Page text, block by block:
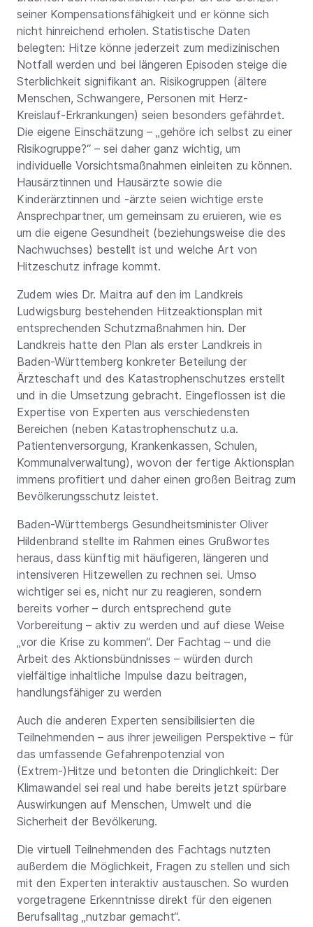
seiner Kompensationsfähigkeit und er könne sich
nicht hinreichend erholen. Statistische Daten
belegten: Hitze könne jederzeit zum medizinischen
Notfall werden und bei längeren Episoden steige die
Sterblichkeit signifikant an. Risikogruppen (ältere
Menschen, Schwangere, Personen mit Herz-
Kreislauf-Erkrankungen) seien besonders gefährdet.
Die eigene Einschätzung – „gehöre ich selbst zu einer
Risikogruppe?“ – sei daher ganz wichtig, um
individuelle Vorsichtsmaßnahmen einleiten zu können.
Hausärztinnen und Hausärzte sowie die
Kinderärztinnen und -ärzte seien wichtige erste
Ansprechpartner, um gemeinsam zu eruieren, wie es
um die eigene Gesundheit (beziehungsweise die des
Nachwuchses) bestellt ist und welche Art von
Hitzeschutz infrage kommt.
Zudem wies Dr. Maitra auf den im Landkreis
Ludwigsburg bestehenden Hitzeaktionsplan mit
entsprechenden Schutzmaßnahmen hin. Der
Landkreis hatte den Plan als erster Landkreis in
Baden-Württemberg konkreter Beteilung der
Ärzteschaft und des Katastrophenschutzes erstellt
und in die Umsetzung gebracht. Eingeflossen ist die
Expertise von Experten aus verschiedensten
Bereichen (neben Katastrophenschutz u.a.
Patientenversorgung, Krankenkassen, Schulen,
Kommunalverwaltung), wovon der fertige Aktionsplan
immens profitiert und daher einen großen Beitrag zum
Bevölkerungsschutz leistet.
Baden-Württembergs Gesundheitsminister Oliver
Hildenbrand stellte im Rahmen eines Grußwortes
heraus, dass künftig mit häufigeren, längeren und
intensiveren Hitzewellen zu rechnen sei. Umso
wichtiger sei es, nicht nur zu reagieren, sondern
bereits vorher – durch entsprechend gute
Vorbereitung – aktiv zu werden und auf diese Weise
„vor die Krise zu kommen“. Der Fachtag – und die
Arbeit des Aktionsbündnisses – würden durch
vielfältige inhaltliche Impulse dazu beitragen,
handlungsfähiger zu werden
Auch die anderen Experten sensibilisierten die
Teilnehmenden – aus ihrer jeweiligen Perspektive – für
das umfassende Gefahrenpotenzial von
(Extrem-)Hitze und betonten die Dringlichkeit: Der
Klimawandel sei real und habe bereits jetzt spürbare
Auswirkungen auf Menschen, Umwelt und die
Sicherheit der Bevölkerung.
Die virtuell Teilnehmenden des Fachtags nutzten
außerdem die Möglichkeit, Fragen zu stellen und sich
mit den Experten interaktiv austauschen. So wurden
vorgetragene Erkenntnisse direkt für den eigenen
Berufsalltag „nutzbar gemacht“.